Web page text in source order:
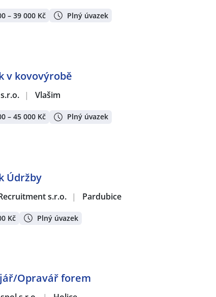
– 39 000 Kč Plný úvazek
v kovovýrobě
| Vlašim
– 45 000 Kč Plný úvazek
Údržby
s.r.o. | Pardubice
Kč Plný úvazek
Opravář forem